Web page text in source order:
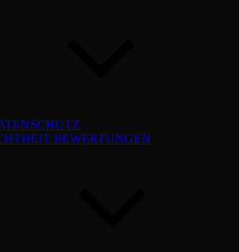
BEWERTUNGEN